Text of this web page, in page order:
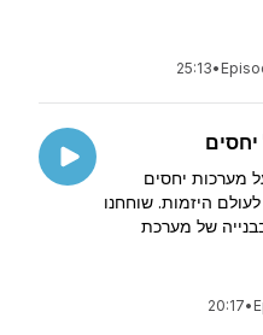
•
25:13
מערכות יחסים
היזמות. שוחחנו
של מערכת
•
20:17